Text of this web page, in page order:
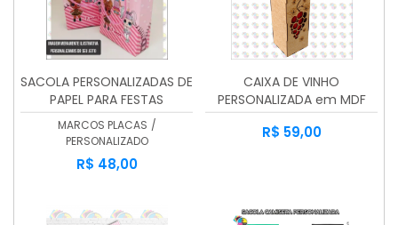
SACOLA PERSONALIZADAS DE
PAPEL PARA FESTAS
MARCOS PLACAS /
PERSONALIZADO
R$ 48,00
CAIXA DE VINHO
PERSONALIZADA em MDF
3mm
R$ 59,00